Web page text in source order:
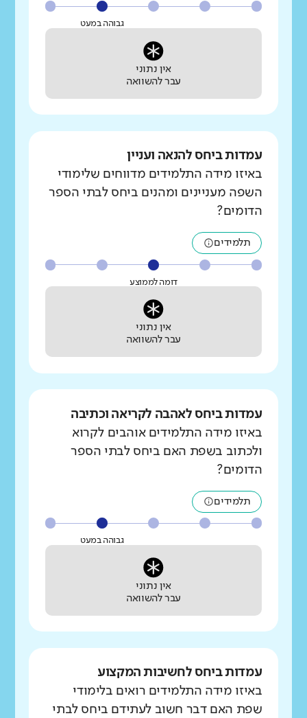
גבוהה במעט
אין נתוני
עבר להשוואה
עמדות ביחס להנאה ועניין
באיזו מידה התלמידים מדווחים שלימודי
השפה מעניינים ומהנים ביחס לבתי הספר
הדומים?
תלמידים
דומה לממוצע
אין נתוני
עבר להשוואה
עמדות ביחס לאהבה לקריאה וכתיבה
באיזו מידה התלמידים אוהבים לקרוא
ולכתוב בשפת האם ביחס לבתי הספר
הדומים?
תלמידים
גבוהה במעט
אין נתוני
עבר להשוואה
עמדות ביחס לחשיבות המקצוע
באיזו מידה התלמידים רואים בלימודי
שפת האם דבר חשוב לעתידם ביחס לבתי